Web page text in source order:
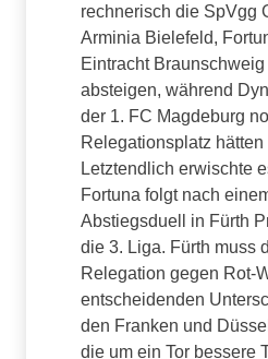
rechnerisch die SpVgg
Arminia Bielefeld,
Eintracht
absteigen, während
der 1. FC Magdeburg
Relegationsplatz
Letztendlich erwischte
Fortuna folgt nach
Abstiegsduell in Fürth
die 3. Liga. Fürth muss
Relegation gegen Rot-
entscheidenden
den Franken und
die um ein Tor bessere